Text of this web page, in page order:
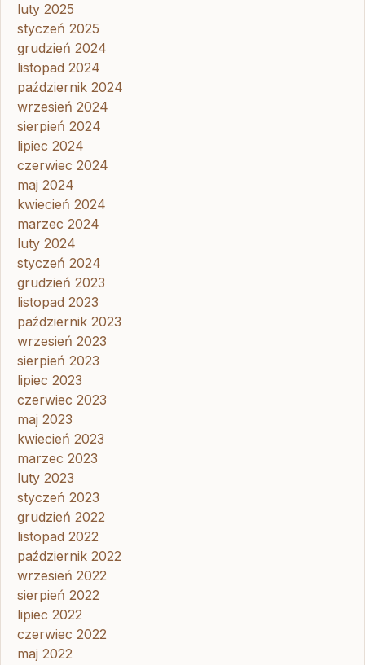
luty 2025
styczeń 2025
grudzień 2024
listopad 2024
październik 2024
wrzesień 2024
sierpień 2024
lipiec 2024
czerwiec 2024
maj 2024
kwiecień 2024
marzec 2024
luty 2024
styczeń 2024
grudzień 2023
listopad 2023
październik 2023
wrzesień 2023
sierpień 2023
lipiec 2023
czerwiec 2023
maj 2023
kwiecień 2023
marzec 2023
luty 2023
styczeń 2023
grudzień 2022
listopad 2022
październik 2022
wrzesień 2022
sierpień 2022
lipiec 2022
czerwiec 2022
maj 2022